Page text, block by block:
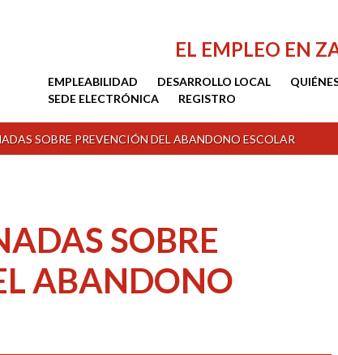
EL EMPLEO EN
EMPLEABILIDAD DESARROLLO LOCAL
SEDE ELECTRÓNICA
REGISTRO
SOBRE PREVENCIÓN DEL ABANDONO ESCOLAR
SOBRE
ABANDONO